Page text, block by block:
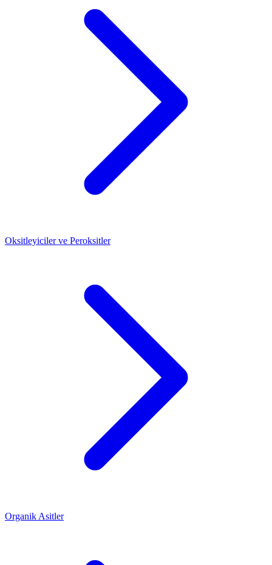
Oksitleyiciler ve Peroksitler
Organik Asitler